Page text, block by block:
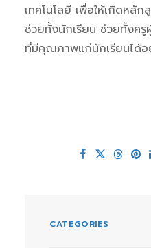
เทคโนโลยี เพื่อให้เกิดหลัก
ช่วยทั้งนักเรียน ช่วยทั้งค
ที่มีคุณภาพแก่นักเรียนได้อ
CATEGORIES